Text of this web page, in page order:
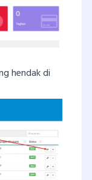
hendak di